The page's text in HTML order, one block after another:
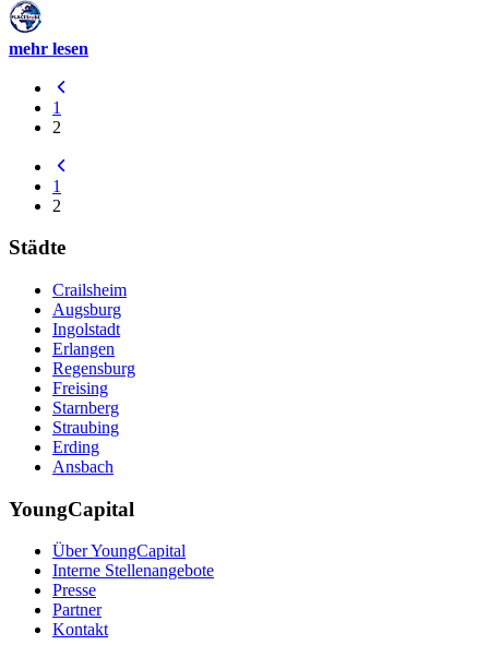
mehr lesen
1
2
1
2
Städte
Crailsheim
Augsburg
Ingolstadt
Erlangen
Regensburg
Freising
Starnberg
Straubing
Erding
Ansbach
YoungCapital
Über YoungCapital
Interne Stellenangebote
Presse
Partner
Kontakt